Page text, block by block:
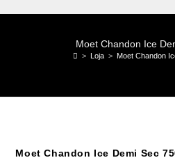
Moet Chandon Ice
> Loja > Moet Chandon
Moet Chandon Ice Demi Sec